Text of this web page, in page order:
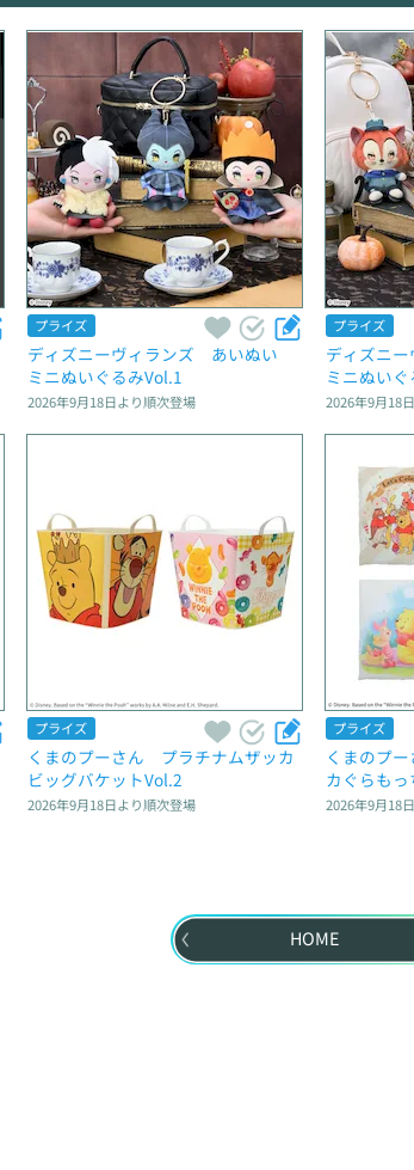
プライズ
ディズニーヴィランズ　あいぬい
ミニぬいぐるみVol.1
2026年9月18日より順次登場
プライズ
ディズニ
ミニぬい
2026年9月18日
プライズ
くまのプーさん　プラチナムザッカ
ビッグバケットVol.2
2026年9月18日より順次登場
プライズ
くまのプ
カぐらも
2026年9月18日
HOME